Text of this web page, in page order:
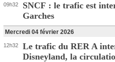
09h32
SNCF : le trafic est
Garches
Mercredi 04 février 2026
12h32
Le trafic du RER A
Disneyland, la